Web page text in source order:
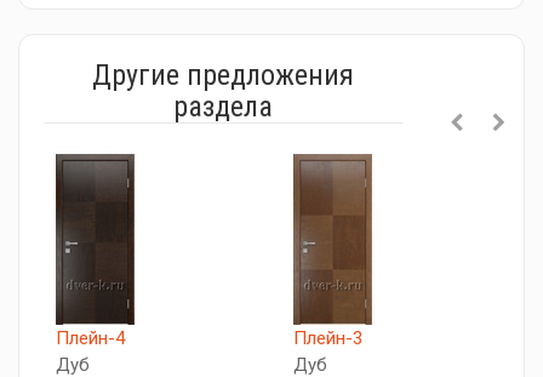
Другие предложения
раздела
Плейн-4
Дуб
Плейн-3
Дуб